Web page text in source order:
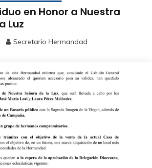
en Honor a Nuestra
Luz
Secretario Hermandad